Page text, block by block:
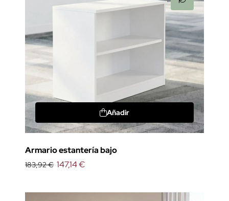
Añadir
Armario estantería bajo
183,92 € 147,14 €